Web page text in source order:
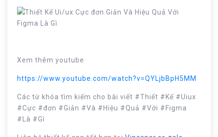
Xem thêm youtube
https://www.youtube.com/watch?v=QYLjbBpH5MM
Các từ khóa tìm kiếm cho bài viết #Thiết #Kế #Uiux
#Cực #đơn #Giản #Và #Hiệu #Quả #Với #Figma
#Là #Gì